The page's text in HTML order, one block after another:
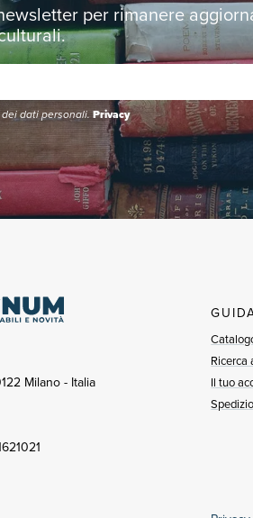
per rimanere
dati personali.Privacy
Milano - Italia
Ricerca
Il tuo